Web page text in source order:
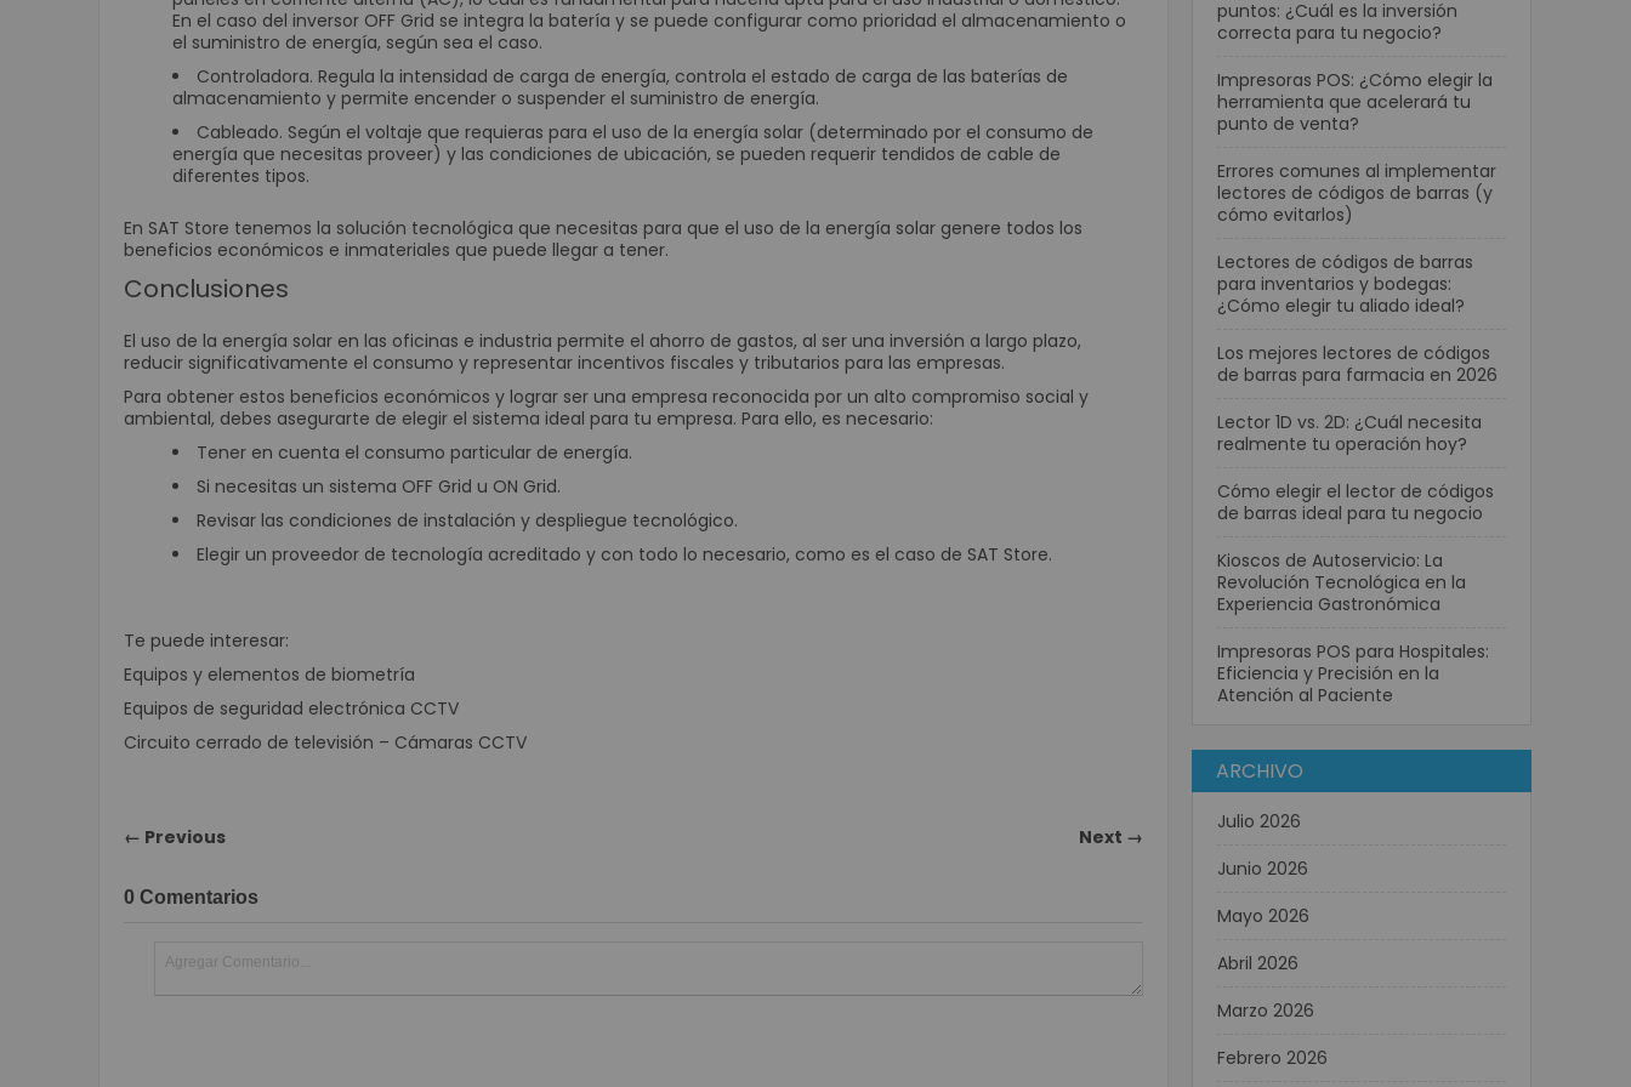
Señalización Digital Interactiva
Software para punto de venta (POS)
Consumo
Tablets
Cámaras Web
Aros de Luz
Portátiles
Accesorios
Monitores
Impresoras
Tabletas Graficas
Productos en Remate
SeÃ±alización Digital Interactiva
En el caso del inversor OFF Grid se integra la batería y se puede configurar como prioridad el almacenamiento o
el suministro de energía, según sea el caso.
Controladora. Regula la intensidad de carga de energía, controla el estado de carga de las baterías de
almacenamiento y permite encender o suspender el suministro de energía.
Cableado. Según el voltaje que requieras para el uso de la energía solar (determinado por el consumo de
energía que necesitas proveer) y las condiciones de ubicación, se pueden requerir tendidos de cable de
diferentes tipos.
En SAT Store tenemos la solución tecnológica que necesitas para que el uso de la energía solar genere todos los
beneficios económicos e inmateriales que puede llegar a tener.
Conclusiones
El uso de la energía solar en las oficinas e industria permite el ahorro de gastos, al ser una inversión a largo plazo,
reducir significativamente el consumo y representar incentivos fiscales y tributarios para las empresas.
Para obtener estos beneficios económicos y lograr ser una empresa reconocida por un alto compromiso social y
ambiental, debes asegurarte de elegir el sistema ideal para tu empresa. Para ello, es necesario:
Tener en cuenta el consumo particular de energía.
Si necesitas un sistema OFF Grid u ON Grid.
Revisar las condiciones de instalación y despliegue tecnológico.
Elegir un proveedor de tecnología acreditado y con todo lo necesario, como es el caso de SAT Store.
Te puede interesar:
Equipos y elementos de biometría
Equipos de seguridad electrónica CCTV
Circuito cerrado de televisión – Cámaras CCTV
← Previous Next →
0 Comentarios
puntos: ¿Cuál es la inversión
correcta para tu negocio?
Impresoras POS: ¿Cómo elegir la
herramienta que acelerará tu
punto de venta?
Errores comunes al implementar
lectores de códigos de barras (y
cómo evitarlos)
Lectores de códigos de barras
para inventarios y bodegas:
¿Cómo elegir tu aliado ideal?
Los mejores lectores de códigos
de barras para farmacia en 2026
Lector 1D vs. 2D: ¿Cuál necesita
realmente tu operación hoy?
Cómo elegir el lector de códigos
de barras ideal para tu negocio
Kioscos de Autoservicio: La
Revolución Tecnológica en la
Experiencia Gastronómica
Impresoras POS para Hospitales:
Eficiencia y Precisión en la
Atención al Paciente
ARCHIVO
Julio 2026
Junio 2026
Mayo 2026
Abril 2026
Marzo 2026
Febrero 2026